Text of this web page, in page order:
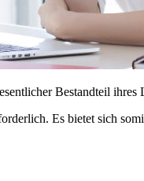
Bestandteil
Es bietet sich